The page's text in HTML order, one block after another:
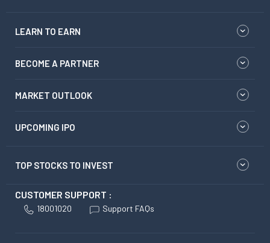
LEARN TO EARN
BECOME A PARTNER
MARKET OUTLOOK
UPCOMING IPO
TOP STOCKS TO INVEST
CUSTOMER SUPPORT :
18001020 Support FAQs